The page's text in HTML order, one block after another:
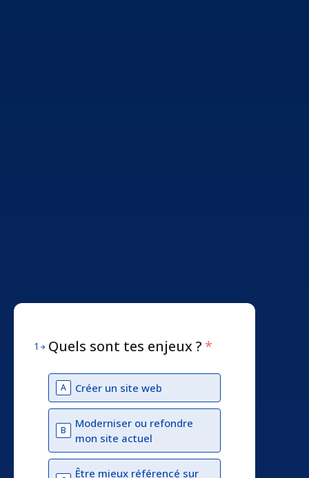
1 Quels sont tes enjeux ? *
A Créer un site web
B
Moderniser ou refondre
mon site actuel
Être mieux référencé sur